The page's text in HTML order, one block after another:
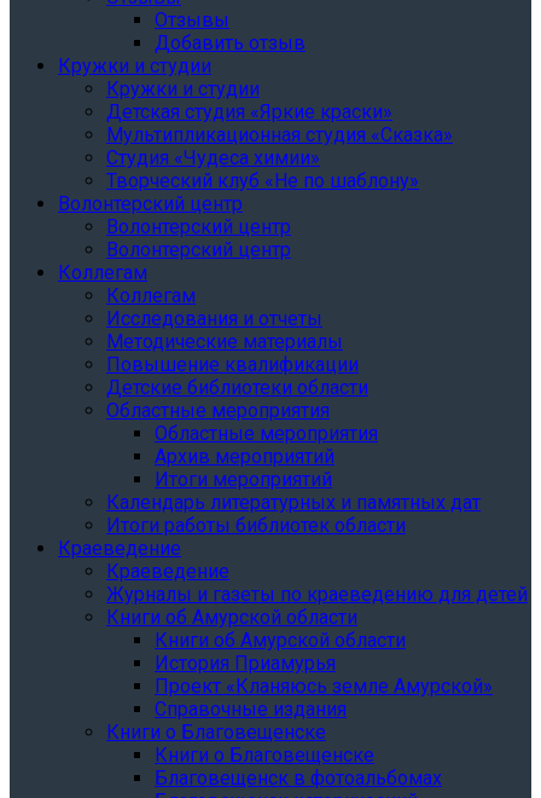
Отзывы
Добавить отзыв
Кружки и студии
Кружки и студии
Детская студия «Яркие краски»
Мультипликационная студия «Сказка»
Студия «Чудеса химии»
Творческий клуб «Не по шаблону»
Волонтерский центр
Волонтерский центр
Волонтерский центр
Коллегам
Коллегам
Исследования и отчеты
Методические материалы
Повышение квалификации
Детские библиотеки области
Областные мероприятия
Областные мероприятия
Архив мероприятий
Итоги мероприятий
Календарь литературных и памятных дат
Итоги работы библиотек области
Краеведение
Краеведение
Журналы и газеты по краеведению для детей
Книги об Амурской области
Книги об Амурской области
История Приамурья
Проект «Кланяюсь земле Амурской»
Справочные издания
Книги о Благовещенске
Книги о Благовещенске
Благовещенск в фотоальбомах